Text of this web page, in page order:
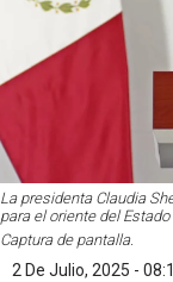
La presidenta Claudia
para el oriente del
Captura de pantalla.
2 De Julio, 2025 -